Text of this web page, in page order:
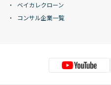
ベイカレクローン
コンサル企業一覧